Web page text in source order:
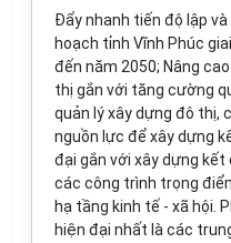
Đẩy nhanh tiến độ lập
hoạch tỉnh Vĩnh Phúc
đến năm 2050; Nâng
thị gắn với tăng cường
quản lý xây dựng đô thị,
nguồn lực để xây dựng
đại gắn với xây dựng
các công trình trọng
hạ tầng kinh tế - xã hội.
hiện đại nhất là các